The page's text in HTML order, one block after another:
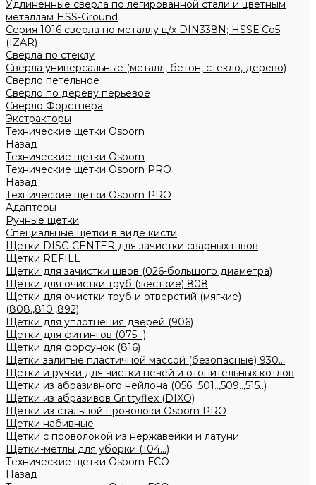
Удлиненные сверла по легированной стали и цветным
металлам HSS-Ground
Серия 1016 сверла по металлу ц/х DIN338N; HSSЕ Со5
(IZAR)
Сверла по стеклу
Сверла универсальные (металл, бетон, стекло, дерево)
Сверло петельное
Сверло по дереву перьевое
Сверло Форстнера
Экстракторы
Технические щетки Osborn
Назад
Технические щетки Osborn
Технические щетки Osborn PRO
Назад
Технические щетки Osborn PRO
Адаптеры
Ручные щетки
Специальные щетки в виде кисти
Щетки DISC-CENTER для зачистки сварных швов
Щетки REFILL
Щетки для зачистки швов (026-большого диаметра)
Щетки для очистки труб (жесткие) 808
Щетки для очистки труб и отверстий (мягкие)
(808.,810.,892)
Щетки для уплотнения дверей (906)
Щетки для фитингов (075...)
Щетки для форсунок (816)
Щетки залитые пластичной массой (безопасные) 930...
Щетки и ручки для чистки печей и отопительных котлов
Щетки из абразивного нейлона (056..,501..,509..,515..)
Щетки из абразивов Grittyflex (DIXO)
Щетки из стальной проволоки Osborn PRO
Щетки набивные
Щетки с проволокой из нержавейки и латуни
Щетки-метлы для уборки (104...)
Технические щетки Osborn ЕСО
Назад